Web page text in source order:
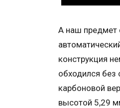
А наш предмет
конструкция
обходился без
карбоновой
высотой 5,29